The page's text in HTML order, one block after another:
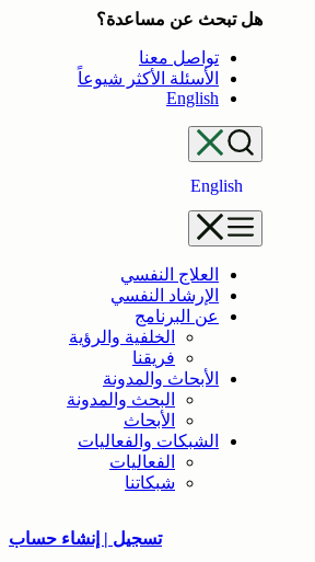
هل تبحث عن مساعدة؟
تواصل معنا
الأسئلة الأكثر شيوعاً
English
English
العلاج النفسي
الإرشاد النفسي
عن البرنامج
الخلفية والرؤية
فريقنا
الأبحاث والمدونة
البحث والمدونة
الأبحاث
الشبكات والفعاليات
الفعاليات
شبكاتنا
تسجيل | إنشاء حساب